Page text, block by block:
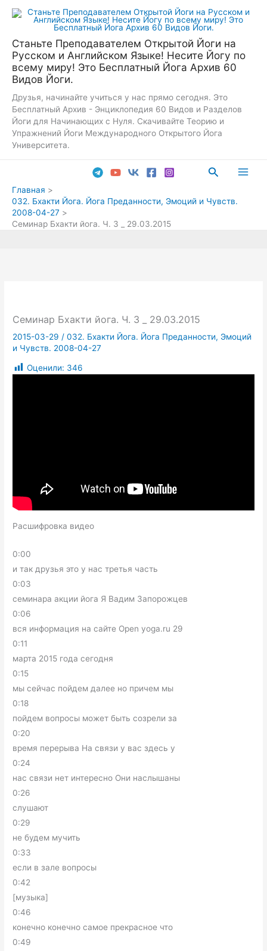
Перейти
Станьте Преподавателем Открытой Йоги на
Русском и Английском Языке! Несите Йогу по
всему миру! Это Бесплатный Йога Архив 60
Видов Йоги.
Друзья, начинайте учиться у нас прямо сегодня. Это
Бесплатный Архив - Энциклопедия 60 Видов и Разделов
Йоги для Начинающих с Нуля. Скачивайте Теорию и
Упражнений Йоги Международного Открытого Йога
Университета.
Поиск
Главная
032. Бхакти Йога. Йога Преданности, Эмоций и Чувств.
2008-04-27
Семинар Бхакти йога. Ч. 3 _ 29.03.2015
Семинар Бхакти йога. Ч. 3 _ 29.03.2015
2015-03-29 /032. Бхакти Йога. Йога Преданности, Эмоций
и Чувств. 2008-04-27
Оценили: 346
Расшифровка видео
0:00
и так друзья это у нас третья часть
0:03
семинара акции йога Я Вадим Запорожцев
0:06
вся информация на сайте Open yoga.ru 29
0:11
марта 2015 года сегодня
0:15
мы сейчас пойдем далее но причем мы
0:18
пойдем вопросы может быть созрели за
0:20
время перерыва На связи у вас здесь у
0:24
нас связи нет интересно Они наслышаны
0:26
слушают
0:29
не будем мучить
0:33
если в зале вопросы
0:42
[музыка]
0:46
конечно конечно самое прекрасное что
0:49